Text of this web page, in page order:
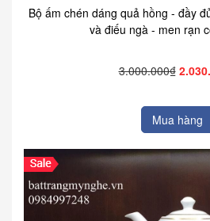
Bộ ấm chén dáng quả hồng - đầy
và điếu ngà - men rạn
3.000.000₫
Mua hàng